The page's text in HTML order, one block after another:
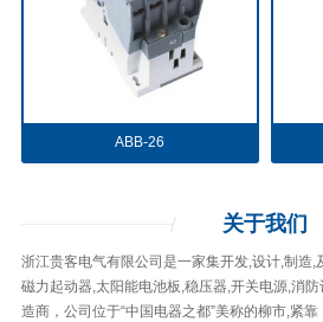
ABB-26
关于我们
浙江贵客电气有限公司是一家集开发,设计,制造,
磁力起动器,太阳能电池板,稳压器,开关电源,消
造商，公司位于“中国电器之都”美称的柳市,紧